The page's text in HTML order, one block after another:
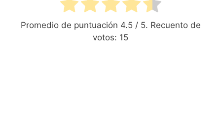
Promedio de puntuación 4.5/ 5. Recuento de
votos: 15